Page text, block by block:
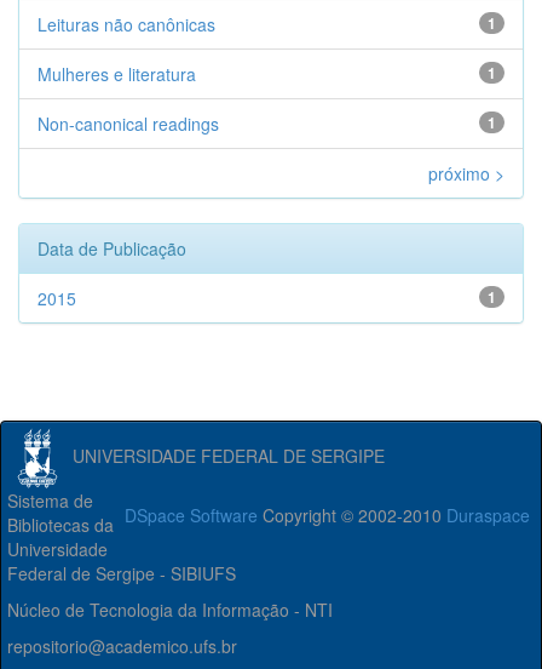
1
Leituras não canônicas
1
Mulheres e literatura
1
Non-canonical readings
próximo >
Data de Publicação
1
2015
UNIVERSIDADE FEDERAL DE SERGIPE
DSpace Software Copyright © 2002-2010 Duraspace
Sistema de
Bibliotecas da
Universidade
Federal de Sergipe - SIBIUFS
Núcleo de Tecnologia da Informação - NTI
repositorio@academico.ufs.br